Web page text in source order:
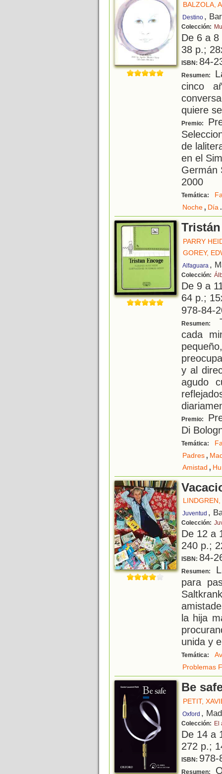
BALZOLA,
Destino ,
Colección:
De 6 a
38 p.;
ISBN: 84-
Resumen:
cinco
quiere
Premio:
de
en el
Germán
2000
Temática:
Noche, Día.
PARRY
GOREY,
Alfaguara ,
Colección:
De 9 a
64 p.;
978-84-
Resumen:
cada
y al
agudo
Premio:
Di
Temática:
Padres,
Amistad ,
Juventud ,
Colección:
De 12 a
240 p.;
ISBN: 84-
Resumen:
para
la hija
unida y
Temática:
Problemas
Be
PETIT,
Oxford ,
Colección: El
De 14 a
272 p.;
ISBN: 978-
Resumen: